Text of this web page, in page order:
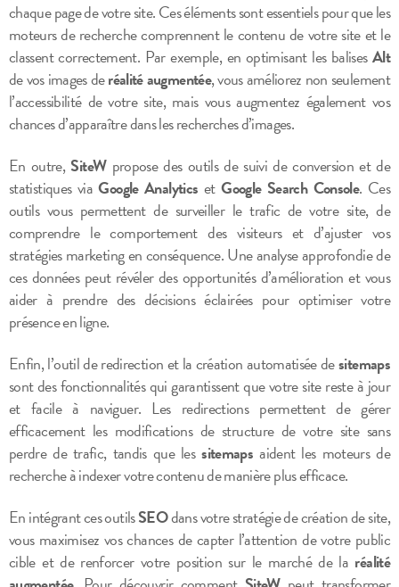
chaque page de votre site. Ces éléments sont essentiels pour que les
moteurs de recherche comprennent le contenu de votre site et le
classent correctement. Par exemple, en optimisant les balisesAlt
de vos images deréalité augmentée, vous améliorez non seulement
l’accessibilité de votre site, mais vous augmentez également vos
chances d’apparaître dans les recherches d’images.
En outre, SiteWpropose des outils de suivi de conversion et de
statistiques viaGoogle Analytics etGoogle Search Console. Ces
outils vous permettent de surveiller le trafic de votre site, de
comprendre le comportement des visiteurs et d’ajuster vos
stratégies marketing en conséquence. Une analyse approfondie de
ces données peut révéler des opportunités d’amélioration et vous
aider à prendre des décisions éclairées pour optimiser votre
présence en ligne.
Enfin, l’outil de redirection et la création automatisée desitemaps
sont des fonctionnalités qui garantissent que votre site reste à jour
et facile à naviguer. Les redirections permettent de gérer
efficacement les modifications de structure de votre site sans
perdre de trafic, tandis que lessitemaps aident les moteurs de
recherche à indexer votre contenu de manière plus efficace.
En intégrant ces outilsSEOdans votre stratégie de création de site,
vous maximisez vos chances de capter l’attention de votre public
cible et de renforcer votre position sur le marché de la réalité